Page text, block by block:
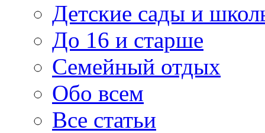
Детские сады и
До 16 и старше
Семейный отдых
Обо всем
Все статьи